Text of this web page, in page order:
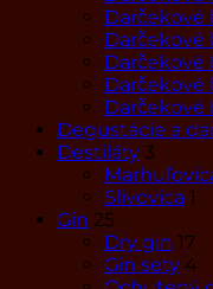
Darčekové
Darčekové
Darčekové
Darčekové
Degustácie a
Destiláty 3
Slivovica 1
Gin 25
Dry gin 17
Gin sety 4